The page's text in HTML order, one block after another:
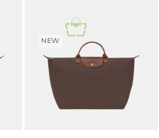
NEW